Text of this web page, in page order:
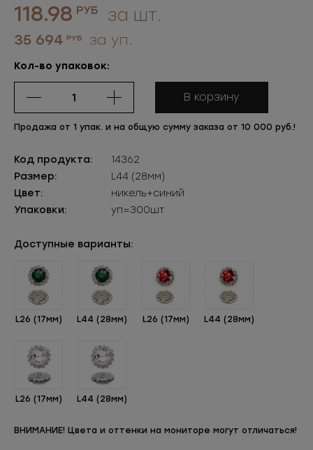
118.98 РУБ за шт.
35 694 РУБ за уп.
Кол-во упаковок:
В корзину
Продажа от 1 упак. и на общую сумму заказа от 10 000 руб.!
Код продукта:
14362
Размер:
L44 (28мм)
Цвет:
никель+синий
Упаковки:
уп=300шт
Доступные варианты:
L26 (17мм) L44 (28мм) L26 (17мм) L44 (28мм)
L26 (17мм) L44 (28мм)
ВНИМАНИЕ! Цвета и оттенки на мониторе могут отличаться!